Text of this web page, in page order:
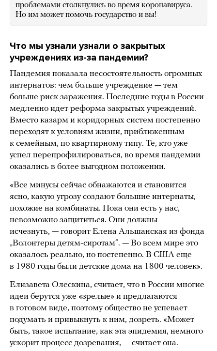
проблемами столкнулись во время коронавируса.
Но им может помочь государство и вы!
Что мы узнали узнали о закрытых
учреждениях из-за пандемии?
Пандемия показала несостоятельность огромных
интернатов: чем больше учреждение — тем
больше риск заражения. Последние годы в России
медленно идет реформа закрытых учреждений.
Вместо казарм и коридорных систем постепенно
переходят к условиям жизни, приближенным
к семейным, по квартирному типу. Те, кто уже
успел перепрофилироваться, во время пандемии
оказались в более выгодном положении.
«Все минусы сейчас обнажаются и становится
ясно, какую угрозу создают большие интернаты,
похожие на комбинаты. Пока они есть у нас,
невозможно защититься. Они должны
исчезнуть, — говорит Елена Альшанская из фонда
„Волонтеры детям-сиротам“. — Во всем мире это
оказалось реально, но постепенно. В США еще
в 1980 годы были детские дома на 1800 человек».
Елизавета Олескина, считает, что в России многие
идеи берутся уже «зрелые» и предлагаются
в готовом виде, поэтому общество не успевает
подумать и привыкнуть к ним, дозреть. «Может
быть, такое испытание, как эта эпидемия, немного
ускорит процесс дозревания, — считает она.